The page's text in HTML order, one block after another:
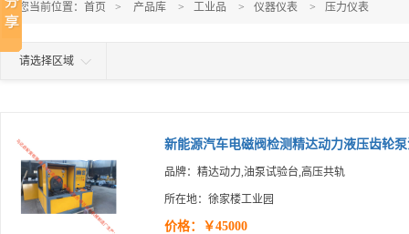
您当前位置： 首页 > 产品库 > 工业品 > 仪器仪表 > 压力仪表
请选择区域
新能源汽车电磁阀检测精达动力液压齿轮
品牌：精达动力,油泵试验台,高压共轨
所在地：徐家楼工业园
价格：￥45000